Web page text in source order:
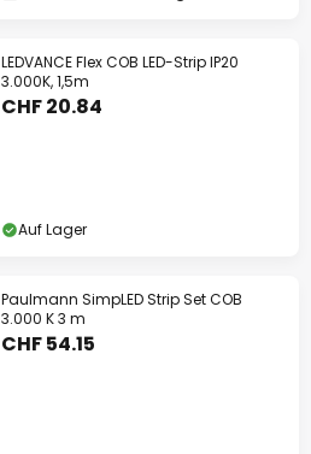
LEDVANCE Flex COB LED-Strip IP20
3.000K, 1,5m
CHF 20.84
Auf Lager
Paulmann SimpLED Strip Set COB
3.000 K 3 m
CHF 54.15